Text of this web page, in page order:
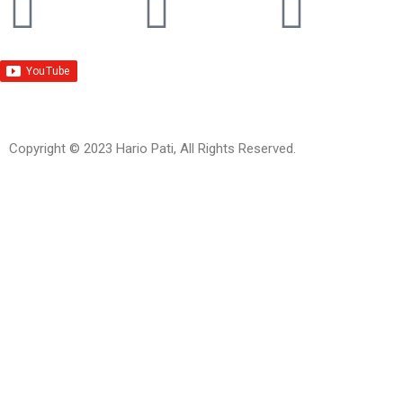
Copyright © 2023 Hario Pati, All Rights Reserved.